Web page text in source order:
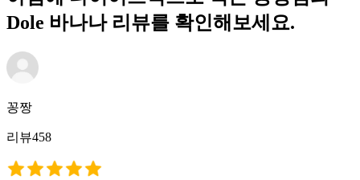
Dole 바나나 리뷰를 확인해보세요.
꽁짱
리뷰458